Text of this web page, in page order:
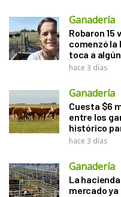
Ganadería
Robaron 15
comenzó la
toca a
hace 3 días
Ganadería
Cuesta $6
entre los
histórico
hace 3 días
Ganadería
La
mercado